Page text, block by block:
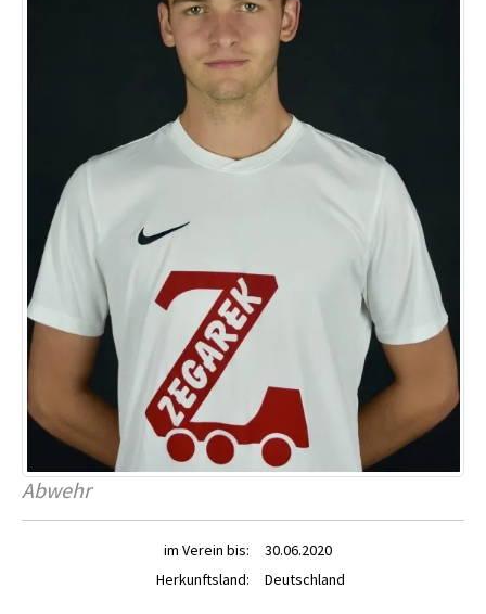
Abwehr
im Verein bis:
30.06.2020
Herkunftsland:
Deutschland